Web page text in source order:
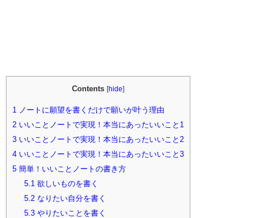
Contents [hide]
1
ノートに願望を書くだけで願いが叶う理由
2 いいことノートで実現！本当にあったいいこと1
3 いいことノートで実現！本当にあったいいこと2
4 いいことノートで実現！本当にあったいいこと3
5 簡単！いいことノートの書き方
5.1 欲しいものを書く
5.2なりたい自分を書く
5.3やりたいことを書く